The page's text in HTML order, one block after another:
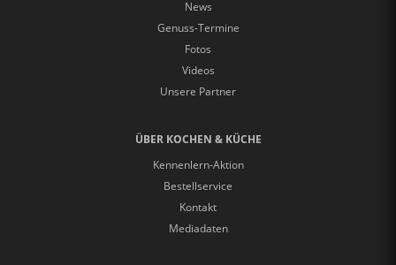
News
Genuss-Termine
Fotos
Videos
Unsere Partner
ÜBER KOCHEN & KÜCHE
Kennenlern-Aktion
Bestellservice
Kontakt
Mediadaten